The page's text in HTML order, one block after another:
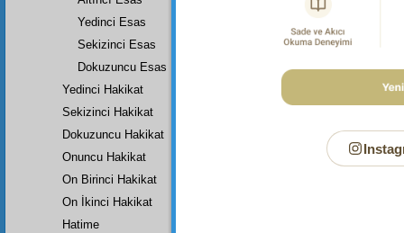
Yedinci Esas
Sekizinci Esas
Dokuzuncu Esas
Yedinci Hakikat
Sekizinci Hakikat
Dokuzuncu Hakikat
Onuncu Hakikat
On Birinci Hakikat
On İkinci Hakikat
Hatime